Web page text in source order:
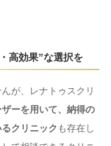
高効果”な選択を
が、レナトゥスクリ
ーを用いて、納得の
クリニック も存在し